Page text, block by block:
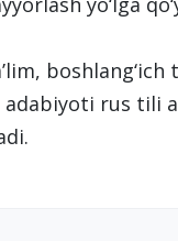
rus tili